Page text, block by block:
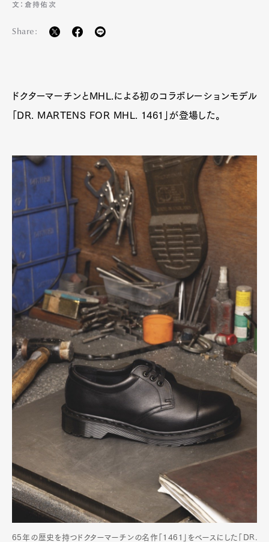
文：倉持佑次
Share:
ドクターマーチンとMHL.による初のコラボレーションモデル
「DR. MARTENS FOR MHL. 1461」が登場した。
65年の歴史を持つドクターマーチンの名作「1461」をベースにした「DR.